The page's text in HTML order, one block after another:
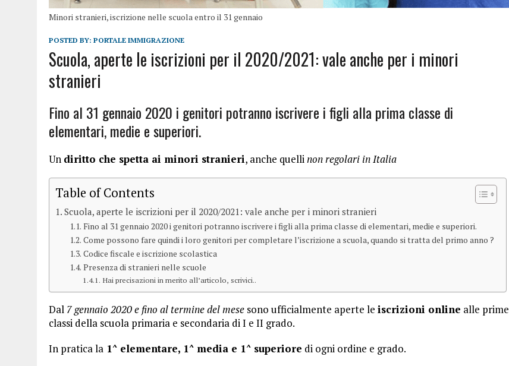
Minori stranieri, iscrizione nelle scuola entro il 31 gennaio
POSTED BY: PORTALE IMMIGRAZIONE
Scuola, aperte le iscrizioni per il 2020/2021: vale anche per i minori
stranieri
Fino al 31 gennaio 2020 i genitori potranno iscrivere i figli alla prima classe di
elementari, medie e superiori.
Un diritto che spetta ai minori stranieri, anche quellinon regolari in Italia
Table of Contents
Scuola, aperte le iscrizioni per il 2020/2021: vale anche per i minori stranieri
Fino al 31 gennaio 2020 i genitori potranno iscrivere i figli alla prima classe di elementari, medie e superiori.
Come possono fare quindi i loro genitori per completare l’iscrizione a scuola, quando si tratta del primo anno ?
Codice fiscale e iscrizione scolastica
Presenza di stranieri nelle scuole
Hai precisazioni in merito all’articolo, scrivici..
Dal 7 gennaio 2020 e fino al termine del mese sono ufficialmente aperte le iscrizioni online alle prime
classi della scuola primaria e secondaria di I e II grado.
In pratica la 1^ elementare, 1^ media e 1^ superiore di ogni ordine e grado.